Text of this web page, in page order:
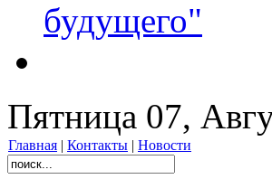
будущего"
Пятница 07,
Главная | Контакты | Новости